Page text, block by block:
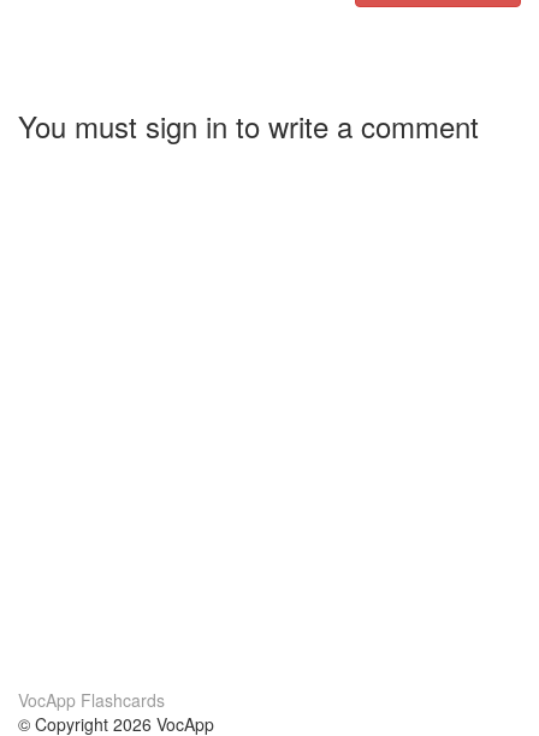
You must sign in to write a comment
VocApp Flashcards
© Copyright 2026 VocApp